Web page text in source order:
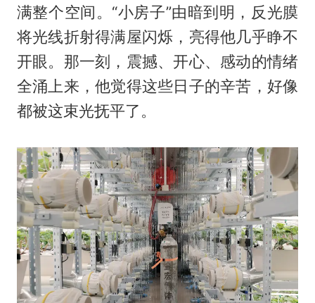
满整个空间。“小房子”由暗到明，反光膜
将光线折射得满屋闪烁，亮得他几乎睁不
开眼。那一刻，震撼、开心、感动的情绪
全涌上来，他觉得这些日子的辛苦，好像
都被这束光抚平了。